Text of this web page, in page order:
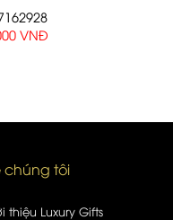
VNĐ
chúng tôi
thiệu Luxury Gifts